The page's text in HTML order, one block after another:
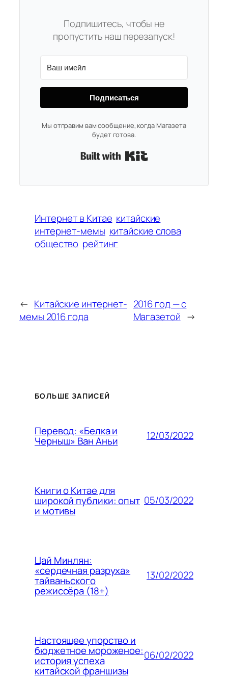
Подпишитесь, чтобы не
пропустить наш перезапуск!
Подписаться
Мы отправим вам сообщение, когда Магазета
будет готова.
Интернет в Китае китайские
интернет-мемы китайские слова
общество рейтинг
← Китайские интернет-
мемы 2016 года
2016 год — с
Магазетой →
БОЛЬШЕ ЗАПИСЕЙ
Перевод: «Белка и
Черныш» Ван Аньи 12/03/2022
Книги о Китае для
широкой публики: опыт
и мотивы
05/03/2022
Цай Минлян:
«сердечная разруха»
тайваньского
режиссёра (18+)
13/02/2022
Настоящее упорство и
бюджетное мороженое:
история успеха
китайской франшизы
06/02/2022